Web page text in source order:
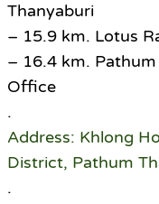
Thanyaburi
– 15.9 km. Lotus
– 16.4 km.
Office
.
Address: Khlong
District, Pathum
.